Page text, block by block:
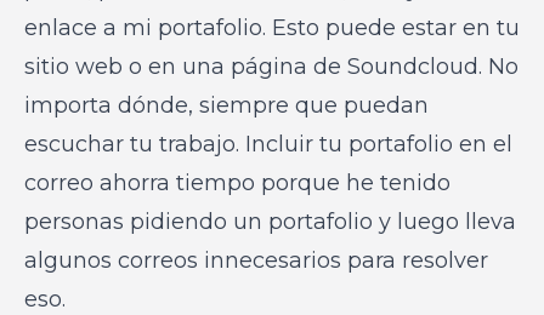
enlace a mi portafolio. Esto puede estar en tu
sitio web o en una página de Soundcloud. No
importa dónde, siempre que puedan
escuchar tu trabajo. Incluir tu portafolio en el
correo ahorra tiempo porque he tenido
personas pidiendo un portafolio y luego lleva
algunos correos innecesarios para resolver
eso.